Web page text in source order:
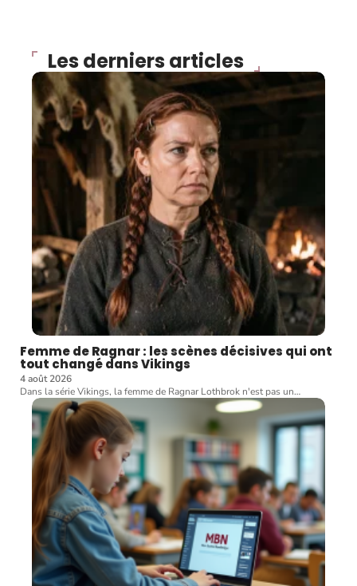
Les derniers articles
Femme de Ragnar : les scènes décisives qui ont
tout changé dans Vikings
4 août 2026
Dans la série Vikings, la femme de Ragnar Lothbrok n'est pas un…